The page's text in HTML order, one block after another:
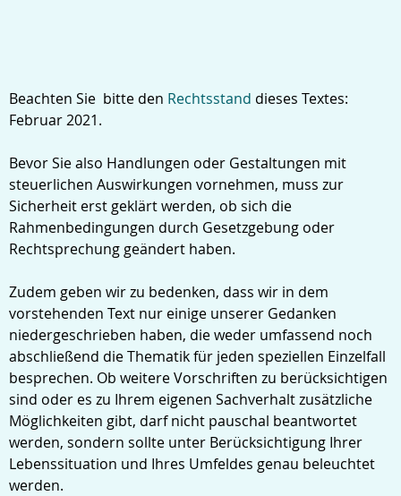
Beachten Sie bitte den Rechtsstand dieses Textes:
Februar 2021.
Bevor Sie also Handlungen oder Gestaltungen mit
steuerlichen Auswirkungen vornehmen, muss zur
Sicherheit erst geklärt werden, ob sich die
Rahmenbedingungen durch Gesetzgebung oder
Rechtsprechung geändert haben.
Zudem geben wir zu bedenken, dass wir in dem
vorstehenden Text nur einige unserer Gedanken
niedergeschrieben haben, die weder umfassend noch
abschließend die Thematik für jeden speziellen Einzelfall
besprechen. Ob weitere Vorschriften zu berücksichtigen
sind oder es zu Ihrem eigenen Sachverhalt zusätzliche
Möglichkeiten gibt, darf nicht pauschal beantwortet
werden, sondern sollte unter Berücksichtigung Ihrer
Lebenssituation und Ihres Umfeldes genau beleuchtet
werden.